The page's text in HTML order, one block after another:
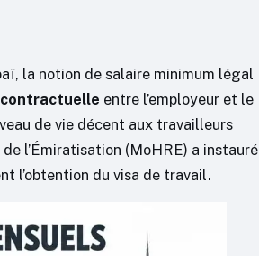
la notion de salaire minimum légal
entre l’employeur et le
de vie décent aux travailleurs
l’Émiratisation (MoHRE) a instauré
l’obtention du visa de travail.